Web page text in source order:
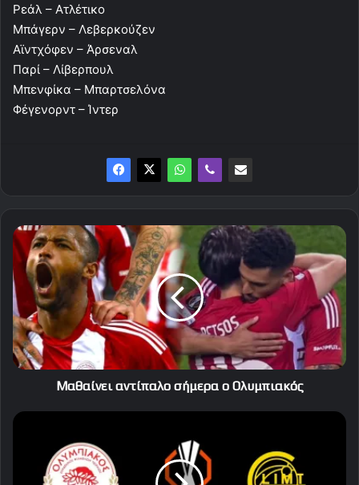
Ρεάλ – Ατλέτικο
Μπάγερν – Λεβερκούζεν
Αϊντχόφεν – Άρσεναλ
Παρί – Λίβερπουλ
Μπενφίκα – Μπαρτσελόνα
Φέγενορντ – Ίντερ
Μαθαίνει
αντίπαλο
σήμερα
ο
Ολυμπιακός
Μαθαίνει αντίπαλο σήμερα ο Ολυμπιακός
Ο
κληρώθηκε